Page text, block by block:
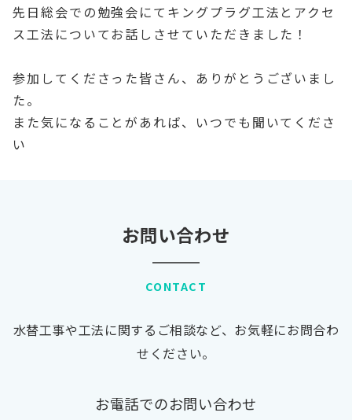
先日総会での勉強会にてキングプラグ工法とアクセ
ス工法についてお話しさせていただきました！
参加してくださった皆さん、ありがとうございまし
た。
また気になることがあれば、いつでも聞いてくださ
い
お問い合わせ
CONTACT
水替工事や工法に関するご相談など、お気軽にお問合わ
せください。
お電話でのお問い合わせ